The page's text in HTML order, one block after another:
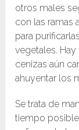
otros males
con las ramas
para
vegetales.
cenizas aún
ahuyentar los
Se trata de
tiempo